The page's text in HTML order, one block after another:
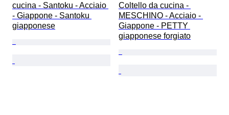
cucina - Santoku - Acciaio
- Giappone - Santoku
giapponese
Coltello da cucina -
MESCHINO - Acciaio -
Giappone - PETTY
giapponese forgiato